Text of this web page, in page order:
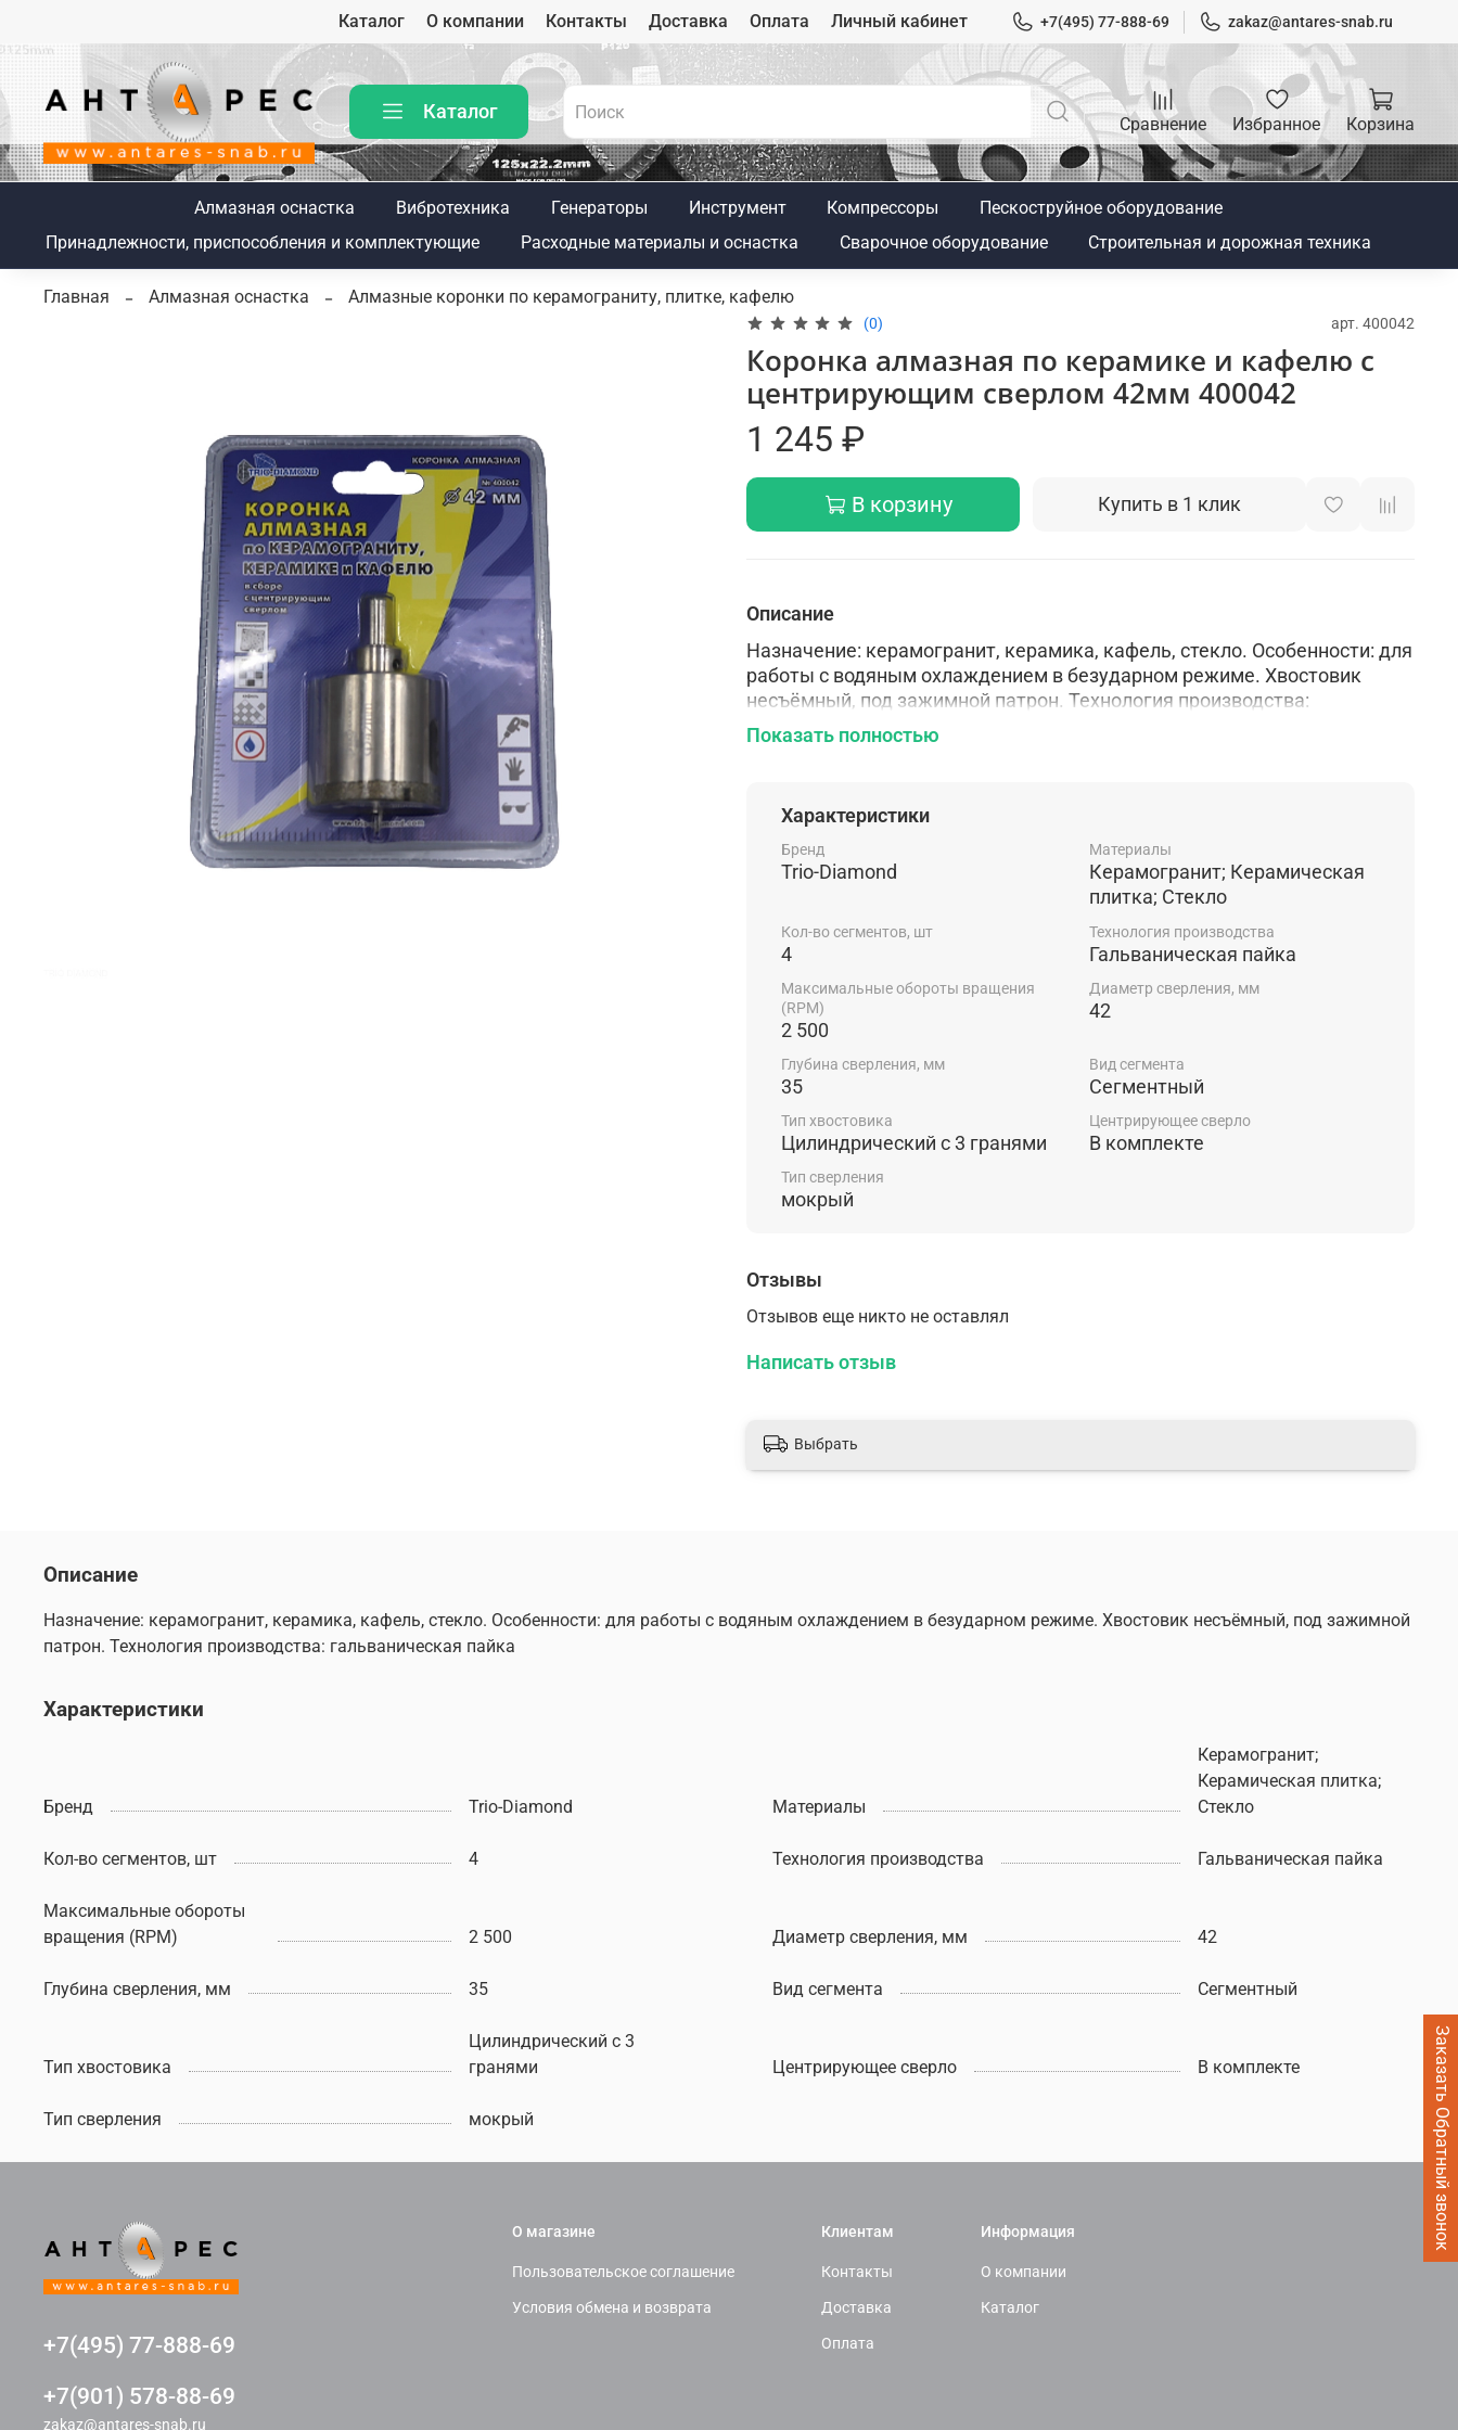
Заказать Обратный звонок
Каталог О компании Контакты Доставка Оплата Личный кабинет +7(495) 77-888-69 zakaz@antares-snab.ru
Каталог
Сравнение Избранное Корзина
Алмазная оснастка Вибротехника Генераторы Инструмент Компрессоры
Пескоструйное оборудование
Принадлежности, приспособления и комплектующие
Расходные материалы и оснастка Сварочное оборудование Строительная и дорожная техника
Главная Алмазная оснастка Алмазные коронки по керамограниту, плитке, кафелю
(0) арт. 400042
Коронка алмазная по керамике и кафелю с
центрирующим сверлом 42мм 400042
1 245 ₽
В корзину Купить в 1 клик
Описание
Назначение: керамогранит, керамика, кафель, стекло. Особенности: для
работы с водяным охлаждением в безударном режиме. Хвостовик
несъёмный, под зажимной патрон. Технология производства:
гальваническая пайка
Показать полностью
Характеристики
Бренд
Trio-Diamond
Материалы
Керамогранит; Керамическая
плитка; Стекло
Кол-во сегментов, шт
4
Технология производства
Гальваническая пайка
Максимальные обороты вращения
(RPM)
2 500
Диаметр сверления, мм
42
Глубина сверления, мм
35
Вид сегмента
Сегментный
Тип хвостовика
Цилиндрический c 3 гранями
Центрирующее сверло
В комплекте
Тип сверления
мокрый
Отзывы
Отзывов еще никто не оставлял
Написать отзыв
Выбрать
Описание
Назначение: керамогранит, керамика, кафель, стекло. Особенности: для работы с водяным охлаждением в безударном режиме. Хвостовик несъёмный, под зажимной
патрон. Технология производства: гальваническая пайка
Характеристики
Бренд Trio-Diamond Материалы
Керамогранит;
Керамическая плитка;
Стекло
Кол-во сегментов, шт 4 Технология производства Гальваническая пайка
Максимальные обороты
вращения (RPM)
2 500 Диаметр сверления, мм 42
Глубина сверления, мм 35 Вид сегмента Сегментный
Тип хвостовика
Цилиндрический c 3
гранями
Центрирующее сверло В комплекте
Тип сверления мокрый
О магазине
Пользовательское соглашение
Условия обмена и возврата
Клиентам
Контакты
Доставка
Оплата
Информация
О компании
Каталог
+7(495) 77-888-69
+7(901) 578-88-69
zakaz@antares-snab.ru